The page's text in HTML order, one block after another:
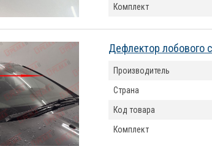
Комплект
Дефлектор лобового
Производитель
Страна
Код товара
Комплект